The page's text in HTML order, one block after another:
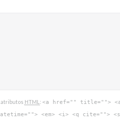
HTML : <a href="" title="">
<em> <i> <q cite="">